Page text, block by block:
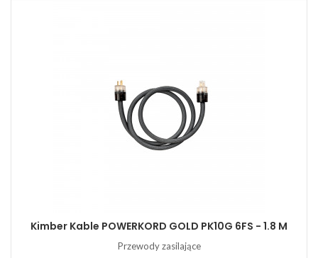
Kimber Kable POWERKORD GOLD PK10G 6FS - 1.8 M
Przewody zasilające